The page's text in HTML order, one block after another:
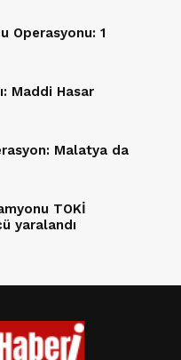
Operasyonu: 1
Maddi Hasar
Malatya da
TOKİ
yaralandı